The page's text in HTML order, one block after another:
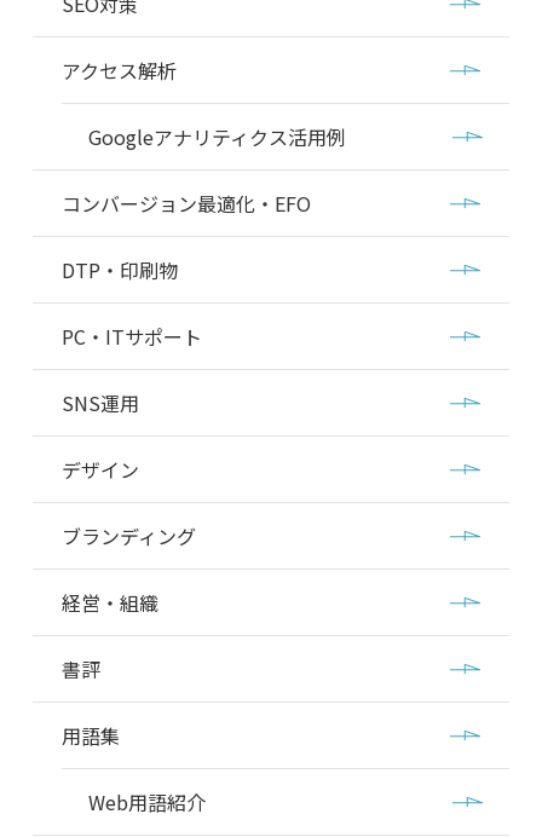
アクセス解析
Googleアナリティクス活用例
コンバージョン最適化・EFO
DTP・印刷物
PC・ITサポート
SNS運用
デザイン
ブランディング
経営・組織
書評
用語集
Web用語紹介